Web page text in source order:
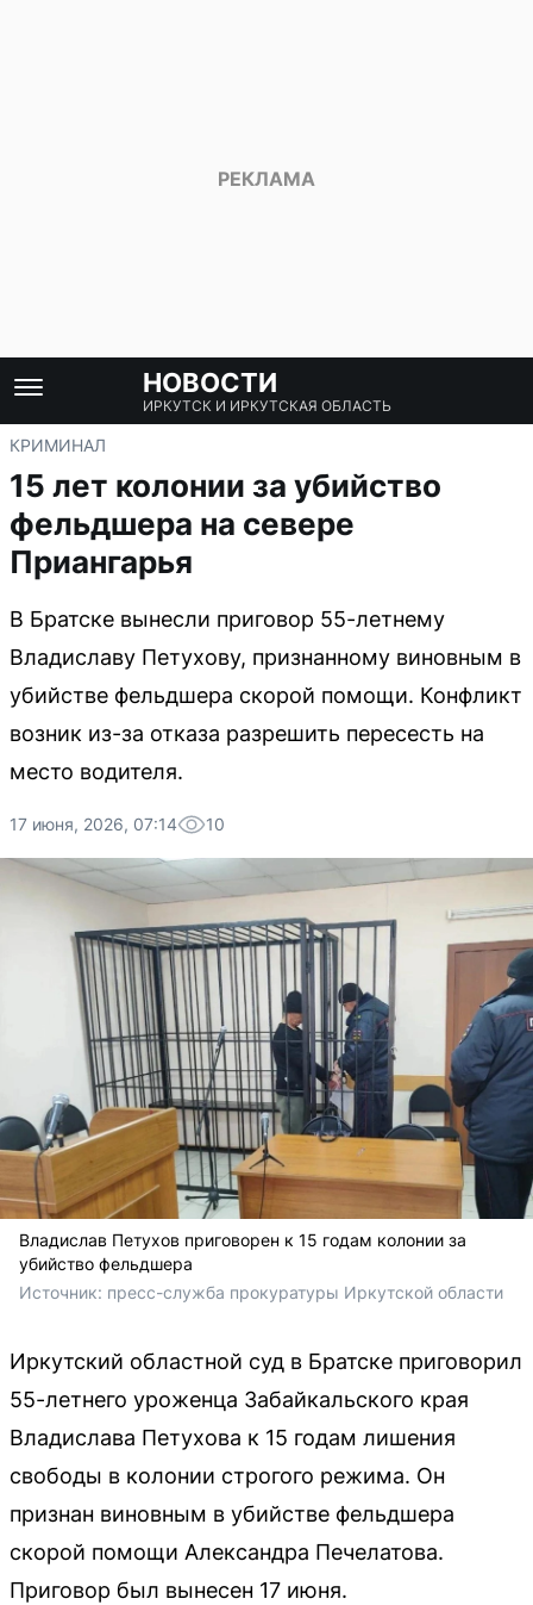
НОВОСТИ
ИРКУТСК И ИРКУТСКАЯ ОБЛАСТЬ
КРИМИНАЛ
15 лет колонии за убийство
фельдшера на севере
Приангарья
В Братске вынесли приговор 55-летнему
Владиславу Петухову, признанному виновным в
убийстве фельдшера скорой помощи. Конфликт
возник из-за отказа разрешить пересесть на
место водителя.
17 июня, 2026, 07:14 10
Владислав Петухов приговорен к 15 годам колонии за
убийство фельдшера
Источник: пресс-служба прокуратуры Иркутской области
Иркутский областной суд в Братске приговорил
55-летнего уроженца Забайкальского края
Владислава Петухова к 15 годам лишения
свободы в колонии строгого режима. Он
признан виновным в убийстве фельдшера
скорой помощи Александра Печелатова.
Приговор был вынесен 17 июня.